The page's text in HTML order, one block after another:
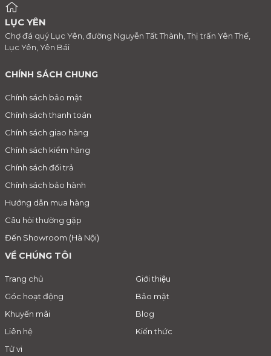
LỤC YÊN
Chợ đá quý Lục Yên, đường Nguyễn Tất Thành, Thị trấn Yên Thế,
Lục Yên, Yên Bái
CHÍNH SÁCH CHUNG
Chính sách bảo mật
Chính sách thanh toán
Chính sách giao hàng
Chính sách kiểm hàng
Chính sách đổi trả
Chính sách bảo hành
Hướng dẫn mua hàng
Câu hỏi thường gặp
Đến Showroom (Hà Nội)
VỀ CHÚNG TÔI
Trang chủ
Giới thiệu
Góc hoạt động
Bảo mật
Khuyến mãi
Blog
Liên hệ
Kiến thức
Tử vi